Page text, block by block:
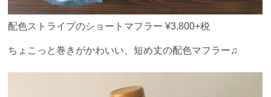
配色ストライプのショートマフラー ¥3,800+税
ちょこっと巻きがかわいい、短め丈の配色マフラー♫